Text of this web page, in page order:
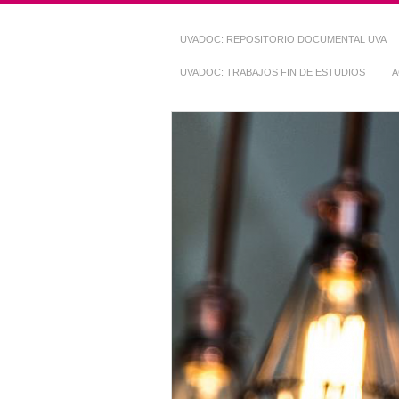
UVADOC: REPOSITORIO DOCUMENTAL UVA
UVADOC: TRABAJOS FIN DE ESTUDIOS
Repositorio
~ UVaDOC